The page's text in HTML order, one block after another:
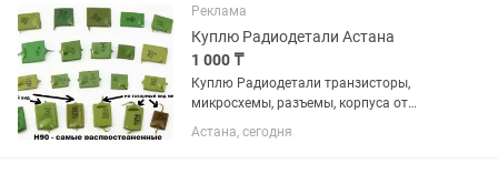
генераторы, частотомеры советских...
Реклама
Куплю Радиодетали Астана
1 000 ₸
Куплю Радиодетали транзисторы,
микросхемы, разъемы, корпуса от
часов, тех серебро; контакты от
пускателей от автоматов от реле, км
Астана, сегодня